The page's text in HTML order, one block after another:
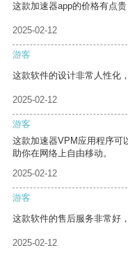
这款加速器app的价格有点
2025-02-12
游客
这款软件的设计非常人性化
2025-02-12
游客
这款加速器VPM应用程序可
助你在网络上自由移动。
2025-02-12
游客
这款软件的售后服务非常好
2025-02-12